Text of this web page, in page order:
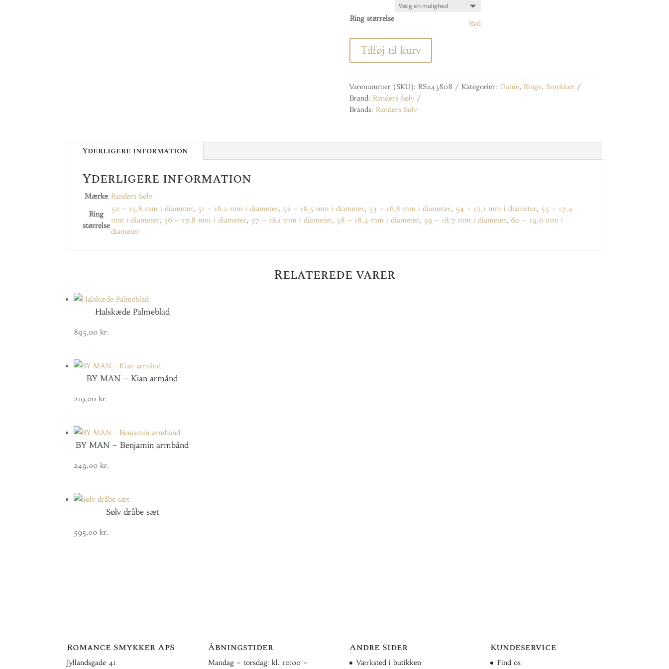
Ring størrelse
Ryd
Tilføj til kurv
Varenummer (SKU): RS243808 Kategorier: Dame, Ringe, Smykker
Brand: Randers Sølv
Brands: Randers Sølv
Yderligere information
Yderligere information
Mærke Randers Sølv
Ring
størrelse
50 – 15,8 mm i diameter, 51 – 16,2 mm i diameter, 52 – 16,5 mm i diameter, 53 – 16,8 mm i diameter, 54 – 17,1 mm i diameter, 55 – 17,4
mm i diameter, 56 – 17,8 mm i diameter, 57 – 18,1 mm i diameter, 58 – 18,4 mm i diameter, 59 – 18,7 mm i diameter, 60 – 19,0 mm i
diameter
Relaterede varer
Halskæde Palmeblad
895,00kr.
BY MAN – Kian armånd
219,00kr.
BY MAN – Benjamin armbånd
249,00kr.
Sølv dråbe sæt
595,00kr.
Romance Smykker ApS
Jyllandsgade 41
Åbningstider
Mandag – torsdag: kl. 10:00 –
Andre Sider
Værksted i butikken
Kundeservice
Find os